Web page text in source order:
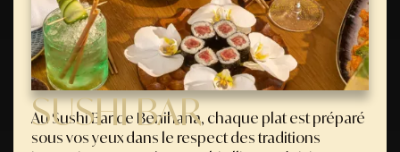
SUSHI BAR
Au Sushi Bar de Benihana, chaque plat est préparé
sous vos yeux dans le respect des traditions